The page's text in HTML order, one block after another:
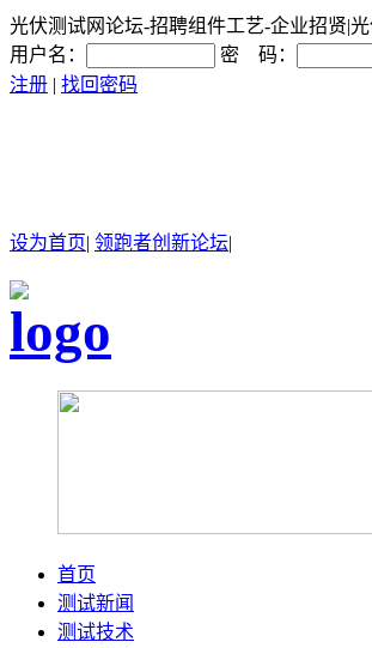
光伏测试网论坛-招聘组件工艺-企业招贤|
用户名：
密 码：
注册 | 找回密码
设为首页| 领跑者创新论坛|
首页
测试新闻
测试技术